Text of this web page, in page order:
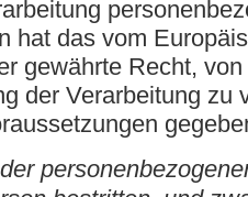
hat das vom
gewährte Recht,
der Verarbeitung zu